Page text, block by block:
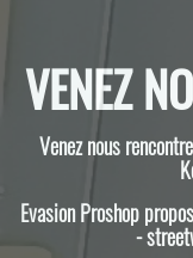
VENEZ
Venez nous
Evasion Proshop
-